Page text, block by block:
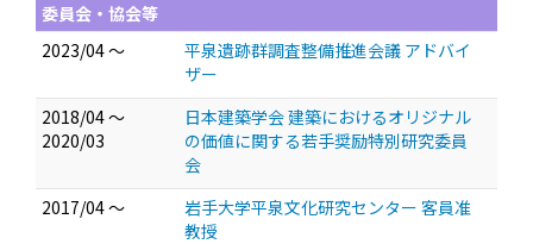
委員会・協会等
2023/04 ～
平泉遺跡群調査整備推進会議 アドバイ
ザー
2018/04 ～
2020/03
日本建築学会 建築におけるオリジナル
の価値に関する若手奨励特別研究委員
会
2017/04 ～
岩手大学平泉文化研究センター 客員准
教授